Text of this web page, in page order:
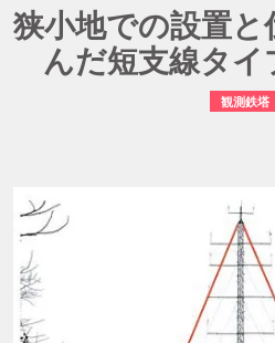
狭小地での設置
んだ短支線タ